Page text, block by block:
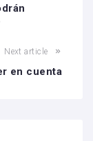
Next article
en cuenta